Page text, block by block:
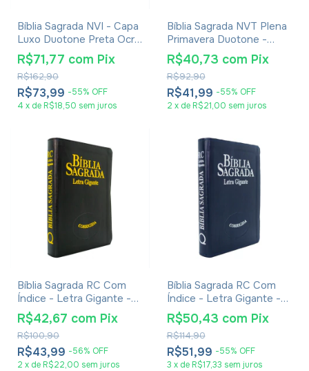
Bíblia Sagrada NVI - Capa
Luxo Duotone Preta Ocre
Gold
R$73,99 -55% OFF
R$162,90
R$71,77 com Pix
4 x de R$18,50 sem juros
Bíblia Sagrada NVT Plena
Primavera Duotone -
Capa Luxo Tecido Verde
Cruz Branca
R$41,99 -55% OFF
R$92,90
R$40,73 com Pix
2 x de R$21,00 sem juros
Bíblia Sagrada RC Com
Índice - Letra Gigante -
Capa Luxo Preta
R$43,99 -56% OFF
R$100,90
R$42,67 com Pix
2 x de R$22,00 sem juros
Bíblia Sagrada RC Com
Índice - Letra Gigante -
Capa Luxo Azul
R$51,99 -55% OFF
R$114,90
R$50,43 com Pix
3 x de R$17,33 sem juros